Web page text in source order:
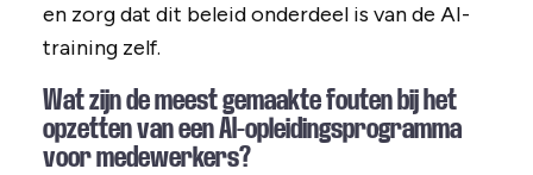
en zorg dat dit beleid onderdeel is van de AI-
training zelf.
Wat zijn de meest gemaakte fouten bij het
opzetten van een AI-opleidingsprogramma
voor medewerkers?